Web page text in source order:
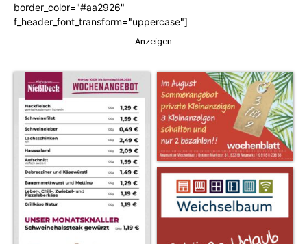
border_color="#aa2926"
f_header_font_transform="uppercase"]
-Anzeigen-